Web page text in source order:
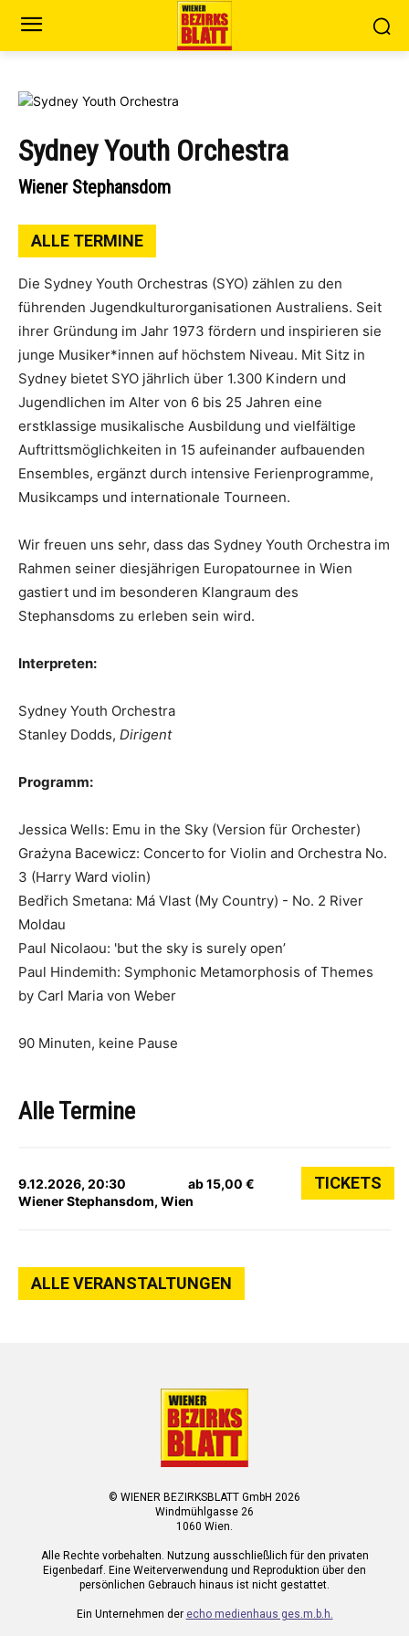
Sydney Youth Orchestra
Wiener Stephansdom
ALLE TERMINE
Die Sydney Youth Orchestras (SYO) zählen zu den
führenden Jugendkulturorganisationen Australiens. Seit
ihrer Gründung im Jahr 1973 fördern und inspirieren sie
junge Musiker*innen auf höchstem Niveau. Mit Sitz in
Sydney bietet SYO jährlich über 1.300 Kindern und
Jugendlichen im Alter von 6 bis 25 Jahren eine
erstklassige musikalische Ausbildung und vielfältige
Auftrittsmöglichkeiten in 15 aufeinander aufbauenden
Ensembles, ergänzt durch intensive Ferienprogramme,
Musikcamps und internationale Tourneen.
Wir freuen uns sehr, dass das Sydney Youth Orchestra im
Rahmen seiner diesjährigen Europatournee in Wien
gastiert und im besonderen Klangraum des
Stephansdoms zu erleben sein wird.
Interpreten:
Sydney Youth Orchestra
Stanley Dodds, Dirigent
Programm:
Jessica Wells: Emu in the Sky (Version für Orchester)
Grażyna Bacewicz: Concerto for Violin and Orchestra No.
3 (Harry Ward violin)
Bedřich Smetana: Má Vlast (My Country) - No. 2 River
Moldau
Paul Nicolaou: 'but the sky is surely open’
Paul Hindemith: Symphonic Metamorphosis of Themes
by Carl Maria von Weber
90 Minuten, keine Pause
Alle Termine
9.12.2026, 20:30
Wiener Stephansdom, Wien
ab 15,00 € TICKETS
ALLE VERANSTALTUNGEN
© WIENER BEZIRKSBLATT GmbH 2026
Windmühlgasse 26
1060 Wien.
Alle Rechte vorbehalten. Nutzung ausschließlich für den privaten
Eigenbedarf. Eine Weiterverwendung und Reproduktion über den
persönlichen Gebrauch hinaus ist nicht gestattet.
Ein Unternehmen der echo medienhaus ges.m.b.h.